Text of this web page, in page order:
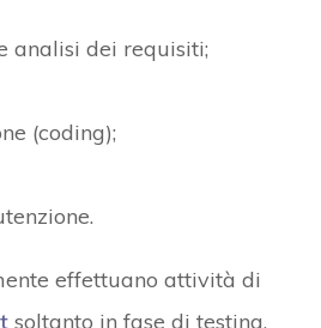
analisi dei requisiti;
(coding);
effettuano attività di
soltanto in fase di testing,